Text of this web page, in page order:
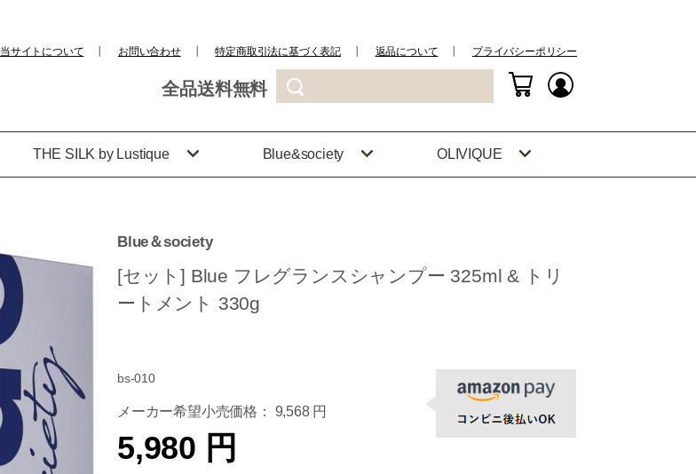
当サイトについて お問い合わせ 特定商取引法に基づく表記 返品について プライバシーポリシー
全品送料無料
THE SILK by Lustique Blue&society OLIVIQUE
Blue＆society
[セット] Blue フレグランスシャンプー 325ml & トリ
ートメント 330g
bs-010
メーカー希望小売価格： 9,568 円
5,980 円